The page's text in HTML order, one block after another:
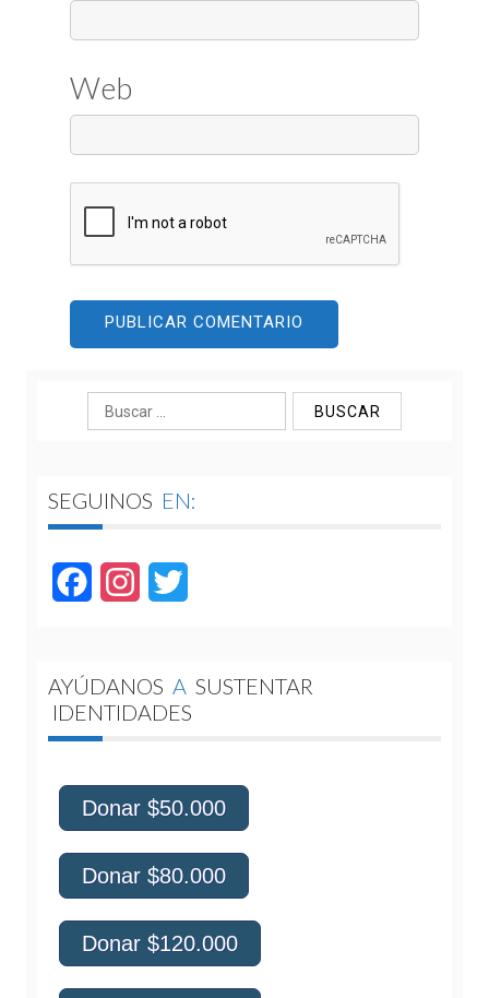
Web
Buscar:
SEGUINOS EN:
FacebookInstagram
AYÚDANOS A SUSTENTAR
IDENTIDADES
Donar $50.000
Donar $80.000
Donar $120.000